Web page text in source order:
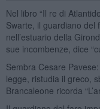
Nel libro “Il re di
Swarte, il guardiano del
nell’estuario della
sue incombenze, dice
Sembra Cesare
legge, ristudia il greco,
Brancaleone ricorda